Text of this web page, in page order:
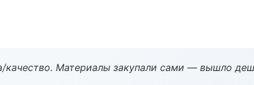
качество. Материалы закупали сами — вышло